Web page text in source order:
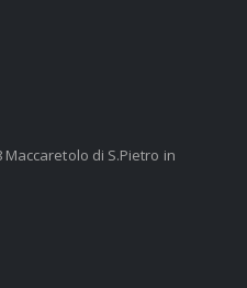
Maccaretolo di S.Pietro in